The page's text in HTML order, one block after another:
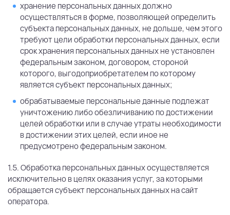
хранение персональных данных должно
осуществляться в форме, позволяющей определить
субъекта персональных данных, не дольше, чем этого
требуют цели обработки персональных данных, если
срок хранения персональных данных не установлен
федеральным законом, договором, стороной
которого, выгодоприобретателем по которому
является субъект персональных данных;
обрабатываемые персональные данные подлежат
уничтожению либо обезличиванию по достижении
целей обработки или в случае утраты необходимости
в достижении этих целей, если иное не
предусмотрено федеральным законом.
1.5. Обработка персональных данных осуществляется
исключительно в целях оказания услуг, за которыми
обращается субъект персональных данных на сайт
оператора.